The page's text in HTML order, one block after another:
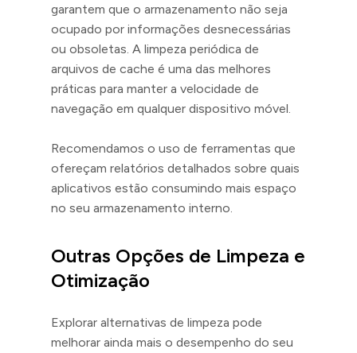
garantem que o armazenamento não seja
ocupado por informações desnecessárias
ou obsoletas. A limpeza periódica de
arquivos de cache é uma das melhores
práticas para manter a velocidade de
navegação em qualquer dispositivo móvel.
Recomendamos o uso de ferramentas que
ofereçam relatórios detalhados sobre quais
aplicativos estão consumindo mais espaço
no seu armazenamento interno.
Outras Opções de Limpeza e
Otimização
Explorar alternativas de limpeza pode
melhorar ainda mais o desempenho do seu